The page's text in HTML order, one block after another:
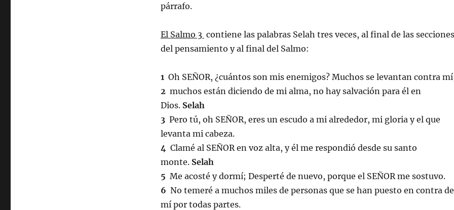
párrafo.
El Salmo 3 contiene las palabras Selah tres veces, al final de las secciones
del pensamiento y al final del Salmo:
1 Oh SEÑOR, ¿cuántos son mis enemigos? Muchos se levantan contra
2muchos están diciendo de mi alma, no hay salvación para él en
Dios. Selah
3Pero tú, oh SEÑOR, eres un escudo a mi alrededor, mi gloria y el que
levanta mi cabeza.
4 Clamé al SEÑOR en voz alta, y él me respondió desde su santo
monte. Selah
5 Me acosté y dormí; Desperté de nuevo, porque el SEÑOR me sostuvo.
6 No temeré a muchos miles de personas que se han puesto en contra de
mí por todas partes.